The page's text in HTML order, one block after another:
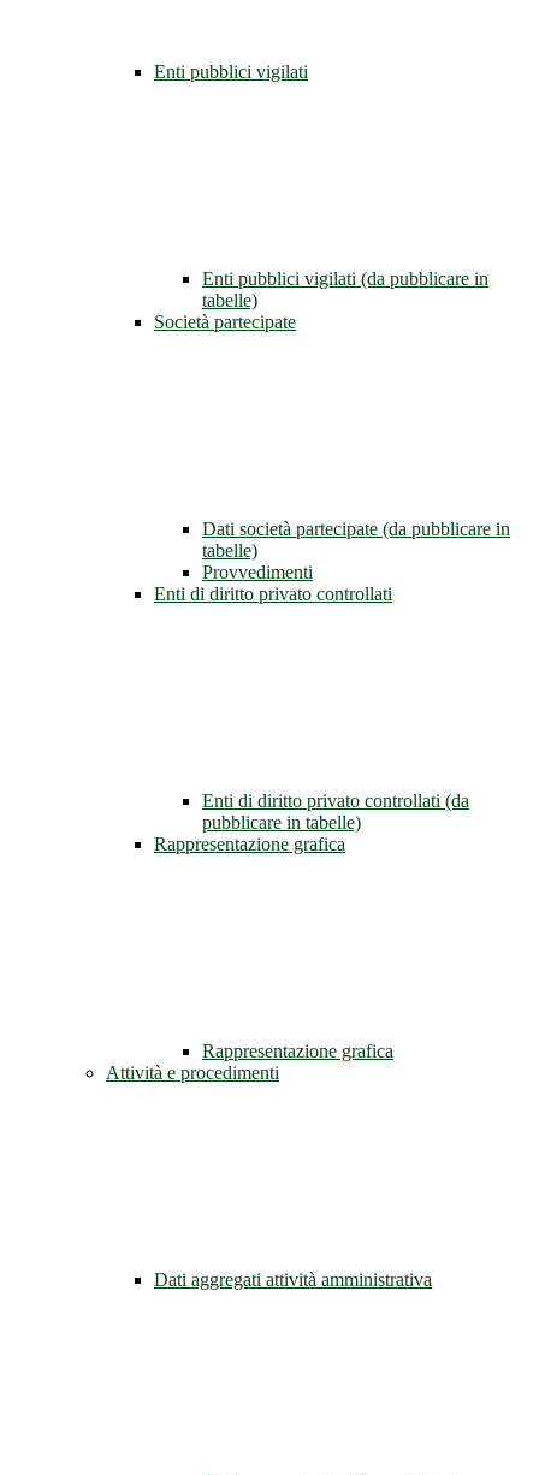
Enti pubblici vigilati
Enti pubblici vigilati (da pubblicare in
tabelle)
Società partecipate
Dati società partecipate (da pubblicare in
tabelle)
Provvedimenti
Enti di diritto privato controllati
Enti di diritto privato controllati (da
pubblicare in tabelle)
Rappresentazione grafica
Rappresentazione grafica
Attività e procedimenti
Dati aggregati attività amministrativa